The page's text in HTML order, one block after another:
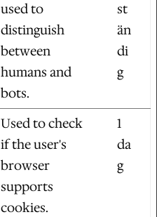
used to
distinguish
between
humans and
bots.
st
än
di
g
Used to check
if the user's
browser
supports
cookies.
1
da
g